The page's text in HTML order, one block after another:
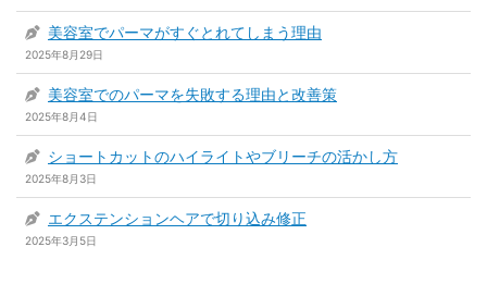
美容室でパーマがすぐとれてしまう理由
2025年8月29日
美容室でのパーマを失敗する理由と改善策
2025年8月4日
ショートカットのハイライトやブリーチの活かし方
2025年8月3日
エクステンションヘアで切り込み修正
2025年3月5日